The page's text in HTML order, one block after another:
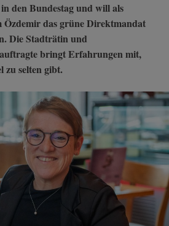
den Bundestag und will als
Özdemir das grüne Direktmandat
Die Stadträtin und
bringt Erfahrungen mit,
zu selten gibt.